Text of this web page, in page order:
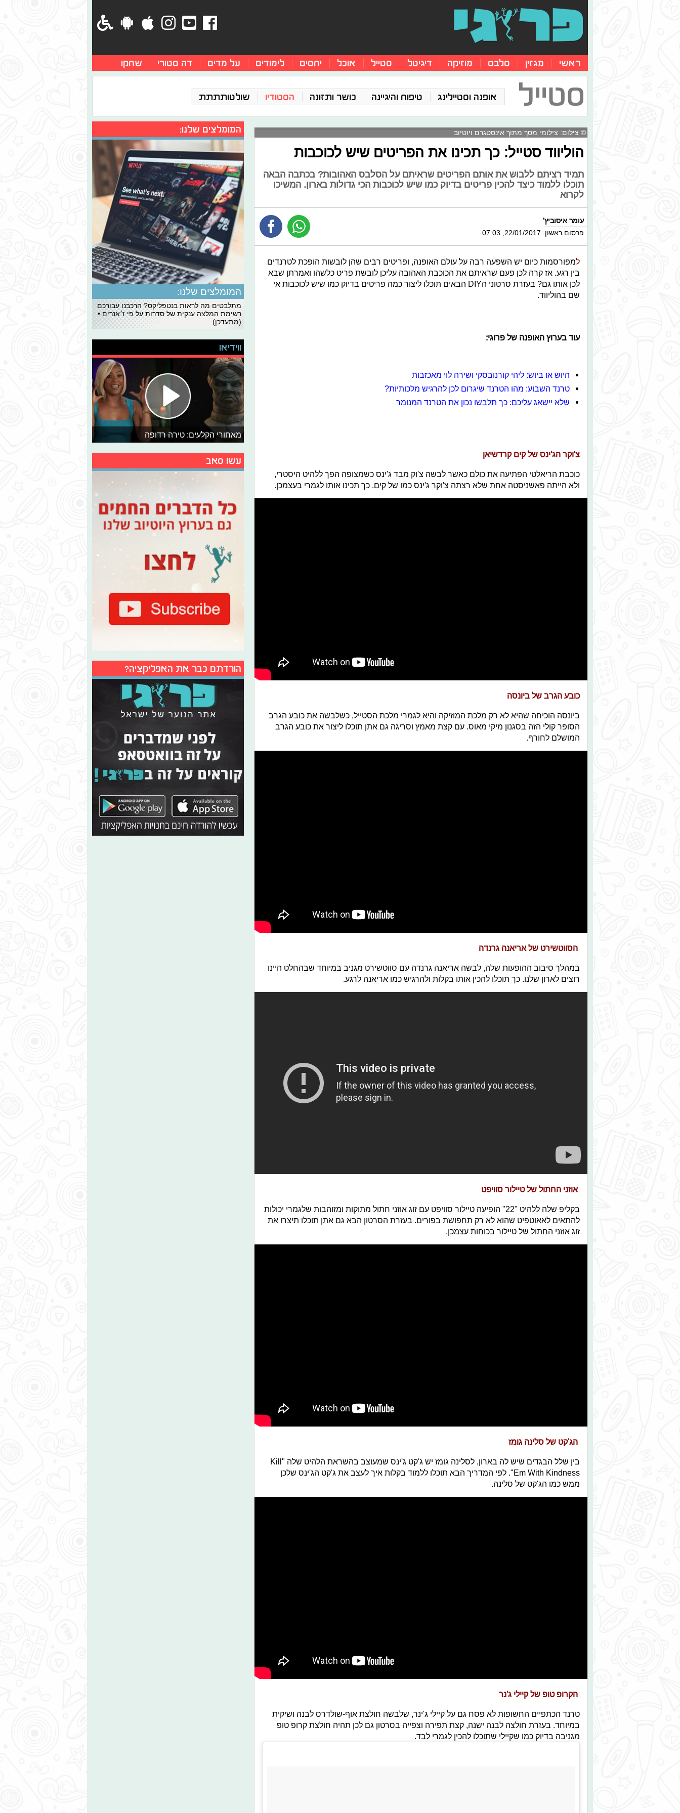
ראשי מגזין סלבס מוזיקה דיגיטל סטייל אוכל יחסים לימודים על מדים דה סטורי שחקו
סטייל אופנה וסטיילינג טיפוח והיגיינה כושר ותזונה הסטודיו שולטותתתת
© צילום: צילומי מסך מתוך אינסטגרם ויוטיוב
הוליווד סטייל: כך תכינו את הפריטים שיש לכוכבות
תמיד רציתם ללבוש את אותם הפריטים שראיתם על הסלבס האהובות? בכתבה הבאה
תוכלו ללמוד כיצד להכין פריטים בדיוק כמו שיש לכוכבות הכי גדולות בארון. המשיכו
לקרוא
עומר איסוביץ'
פרסום ראשון: 22/01/2017, 07:03
למפורסמות כיום יש השפעה רבה על עולם האופנה, ופריטים רבים שהן לובשות הופכת לטרנדים
בין רגע. אז קרה לכן פעם שראיתם את הכוכבת האהובה עליכן לובשת פריט כלשהו ואמרתן שבא
לכן אותו גם? בעזרת סרטוני הDIY הבאים תוכלו ליצור כמה פריטים בדיוק כמו שיש לכוכבות אי
שם בהוליווד.
עוד בערוץ האופנה של פרוגי:
היוש או ביוש: ליהי קורנובסקי ושירה לוי מאכזבות
טרנד השבוע: מהו הטרנד שיגרום לכן להרגיש מלכותיות?
שלא יישאג עליכם: כך תלבשו נכון את הטרנד המנומר
צ'וקר הג'ינס של קים קרדשיאן
כוכבת הריאלטי הפתיעה את כולם כאשר לבשה צ'וק מבד ג'ינס כשמצופה הפך ללהיט היסטרי,
ולא הייתה פאשניסטה אחת שלא רצתה צ'וקר ג'ינס כמו של קים. כך תכינו אותו לגמרי בעצמכן.
כובע הגרב של ביונסה
ביונסה הוכיחה שהיא לא רק מלכת המוזיקה והיא לגמרי מלכת הסטייל, כשלבשה את כובע הגרב
הסופר קולי הזה בסגנון מיקי מאוס. עם קצת מאמץ וסריגה גם אתן תוכלו ליצור את כובע הגרב
המושלם לחורף.
הסווטשירט של אריאנה גרנדה
במהלך סיבוב ההופעות שלה, לבשה אריאנה גרנדה עם סווטשירט מגניב במיוחד שבהחלט היינו
רוצים לארון שלנו. כך תוכלו להכין אותו בקלות ולהרגיש כמו אריאנה לרגע.
אוזני החתול של טיילור סוויפט
בקליפ שלה ללהיט "22" הופיעה טיילור סוויפט עם זוג אוזני חתול מתוקות ומזוהבות שלגמרי יכולות
להתאים לאאוטפיט שהוא לא רק תחפושת בפורים. בעזרת הסרטון הבא גם אתן תוכלו תיצרו את
זוג אוזני החתול של טיילור בכוחות עצמכן.
הג'קט של סלינה גומז
בין שלל הבגדים שיש לה בארון, לסלינה גומז יש ג'קט ג'ינס שמעוצב בהשראת הלהיט שלה "Kill
Em With Kindness". לפי המדריך הבא תוכלו ללמוד בקלות איך לעצב את ג'קט הג'ינס שלכן
ממש כמו הג'קט של סלינה.
הקרופ טופ של קיילי ג'נר
טרנד הכתפיים החשופות לא פסח גם על קיילי ג'ינר, שלבשה חולצת אוף-שולדרס לבנה ושיקית
במיוחד. בעזרת חולצה לבנה ישנה, קצת תפירה וצפייה בסרטון גם לכן תהיה חולצת קרופ טופ
מגניבה בדיוק כמו שקיילי שתוכלו להכין לגמרי לבד.
המומלצים שלנו:
המומלצים שלנו:
מתלבטים מה לראות בנטפליקס? הרכבנו עבורכם
רשימת המלצה ענקית של סדרות על פי ז׳אנרים •
(מתעדכן)
ווידיאו
מאחורי הקלעים: טירה רדופה
עשו סאב
הורדתם כבר את האפליקציה?